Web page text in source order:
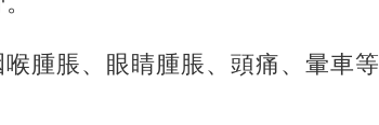
腫脹、眼睛腫脹、頭痛、暈車等